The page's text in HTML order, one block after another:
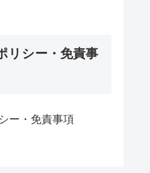
リシー・免責事
ー・免責事項